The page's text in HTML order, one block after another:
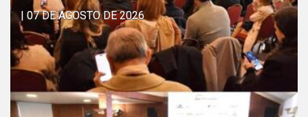
| 07 DE AGOSTO DE 2026